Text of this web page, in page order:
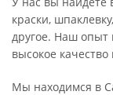
краски,
другое. Наш опыт
высокое
Мы находимся в